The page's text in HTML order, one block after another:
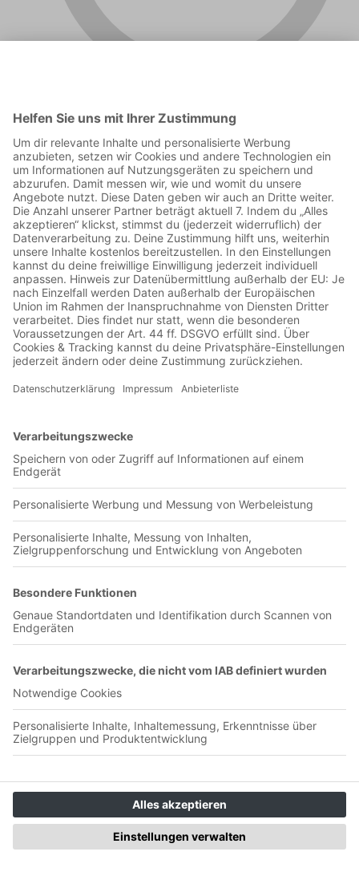
01:42:12
Tretet mit uns in Kontakt!Am besten auf Instagram
@Platzsturmoder auf TikTok @Platzsturmund schaut vorbei
auf YouTube @Platzsturm---Vielen Dank an unseren Sponsor
@modez_5!Originale Retrotrikots findet ihr auf der Seite:
https://modeziege.net/Mit dem Code "platzsturm15" spart ihr
beim Checkout 15%! Hosted on Acast. See acast.com/privacy
for more information.
#161 Platzsturm eurer Herzen
Jetzt in der App abspielen